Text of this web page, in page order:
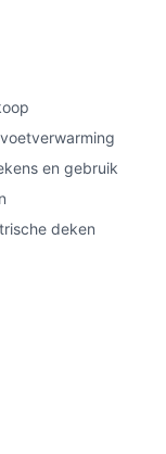
en gebruik
deken